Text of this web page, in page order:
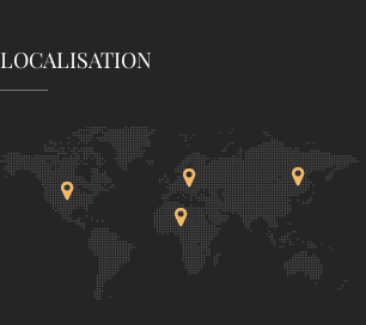
LOCALISATION